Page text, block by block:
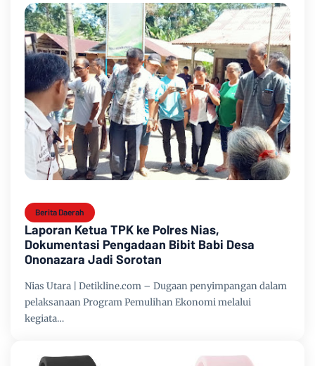
Berita Daerah
Laporan Ketua TPK ke Polres Nias,
Dokumentasi Pengadaan Bibit Babi Desa
Ononazara Jadi Sorotan
Nias Utara | Detikline.com – Dugaan penyimpangan dalam
pelaksanaan Program Pemulihan Ekonomi melalui
kegiata…